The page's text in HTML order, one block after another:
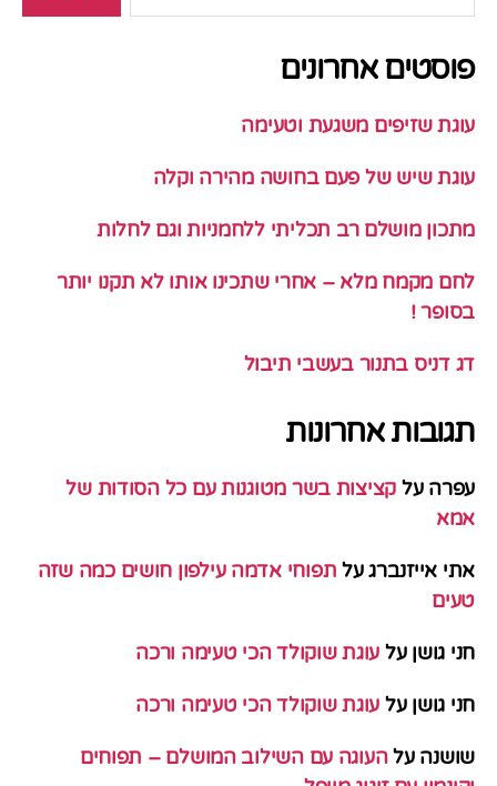
פוסטים אחרונים
עוגת שזיפים משגעת וטעימה
עוגת שיש של פעם בחושה מהירה וקלה
מתכון מושלם רב תכליתי ללחמניות וגם לחלות
לחם מקמח מלא – אחרי שתכינו אותו לא תקנו יותר
בסופר !
דג דניס בתנור בעשבי תיבול
תגובות אחרונות
עפרה על קציצות בשר מטוגנות עם כל הסודות של
אמא
אתי אייזנברגעל תפוחי אדמה עילפון חושים כמה שזה
טעים
חני גושן על עוגת שוקולד הכי טעימה ורכה
חני גושן על עוגת שוקולד הכי טעימה ורכה
שושנה עלהעוגה עם השילוב המושלם – תפוחים